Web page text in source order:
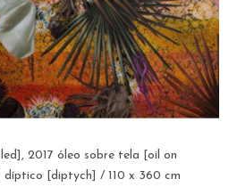
2017 óleo sobre tela [oil on
díptico [diptych] / 110 x 360 cm